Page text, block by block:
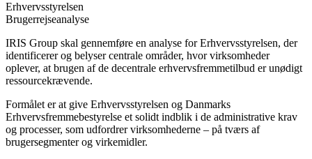
Erhvervsstyrelsen
Brugerrejseanalyse
IRIS Group skal gennemføre en analyse for Erhvervsstyrelsen, der
identificerer og belyser centrale områder, hvor virksomheder
oplever, at brugen af de decentrale erhvervsfremmetilbud er unødigt
ressourcekrævende.
Formålet er at give Erhvervsstyrelsen og Danmarks
Erhvervsfremmebestyrelse et solidt indblik i de administrative krav
og processer, som udfordrer virksomhederne – på tværs af
brugersegmenter og virkemidler.